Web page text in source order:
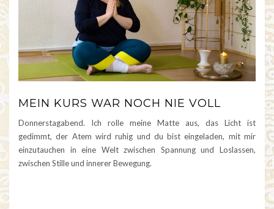
MEIN KURS WAR NOCH NIE VOLL
Donnerstagabend. Ich rolle meine Matte aus, das Licht ist
gedimmt, der Atem wird ruhig und du bist eingeladen, mit mir
einzutauchen in eine Welt zwischen Spannung und Loslassen,
zwischen Stille und innerer Bewegung.